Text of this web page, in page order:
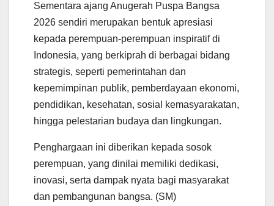
Sementara ajang Anugerah Puspa Bangsa
2026 sendiri merupakan bentuk apresiasi
kepada perempuan-perempuan inspiratif di
Indonesia, yang berkiprah di berbagai bidang
strategis, seperti pemerintahan dan
kepemimpinan publik, pemberdayaan ekonomi,
pendidikan, kesehatan, sosial kemasyarakatan,
hingga pelestarian budaya dan lingkungan.
Penghargaan ini diberikan kepada sosok
perempuan, yang dinilai memiliki dedikasi,
inovasi, serta dampak nyata bagi masyarakat
dan pembangunan bangsa. (SM)